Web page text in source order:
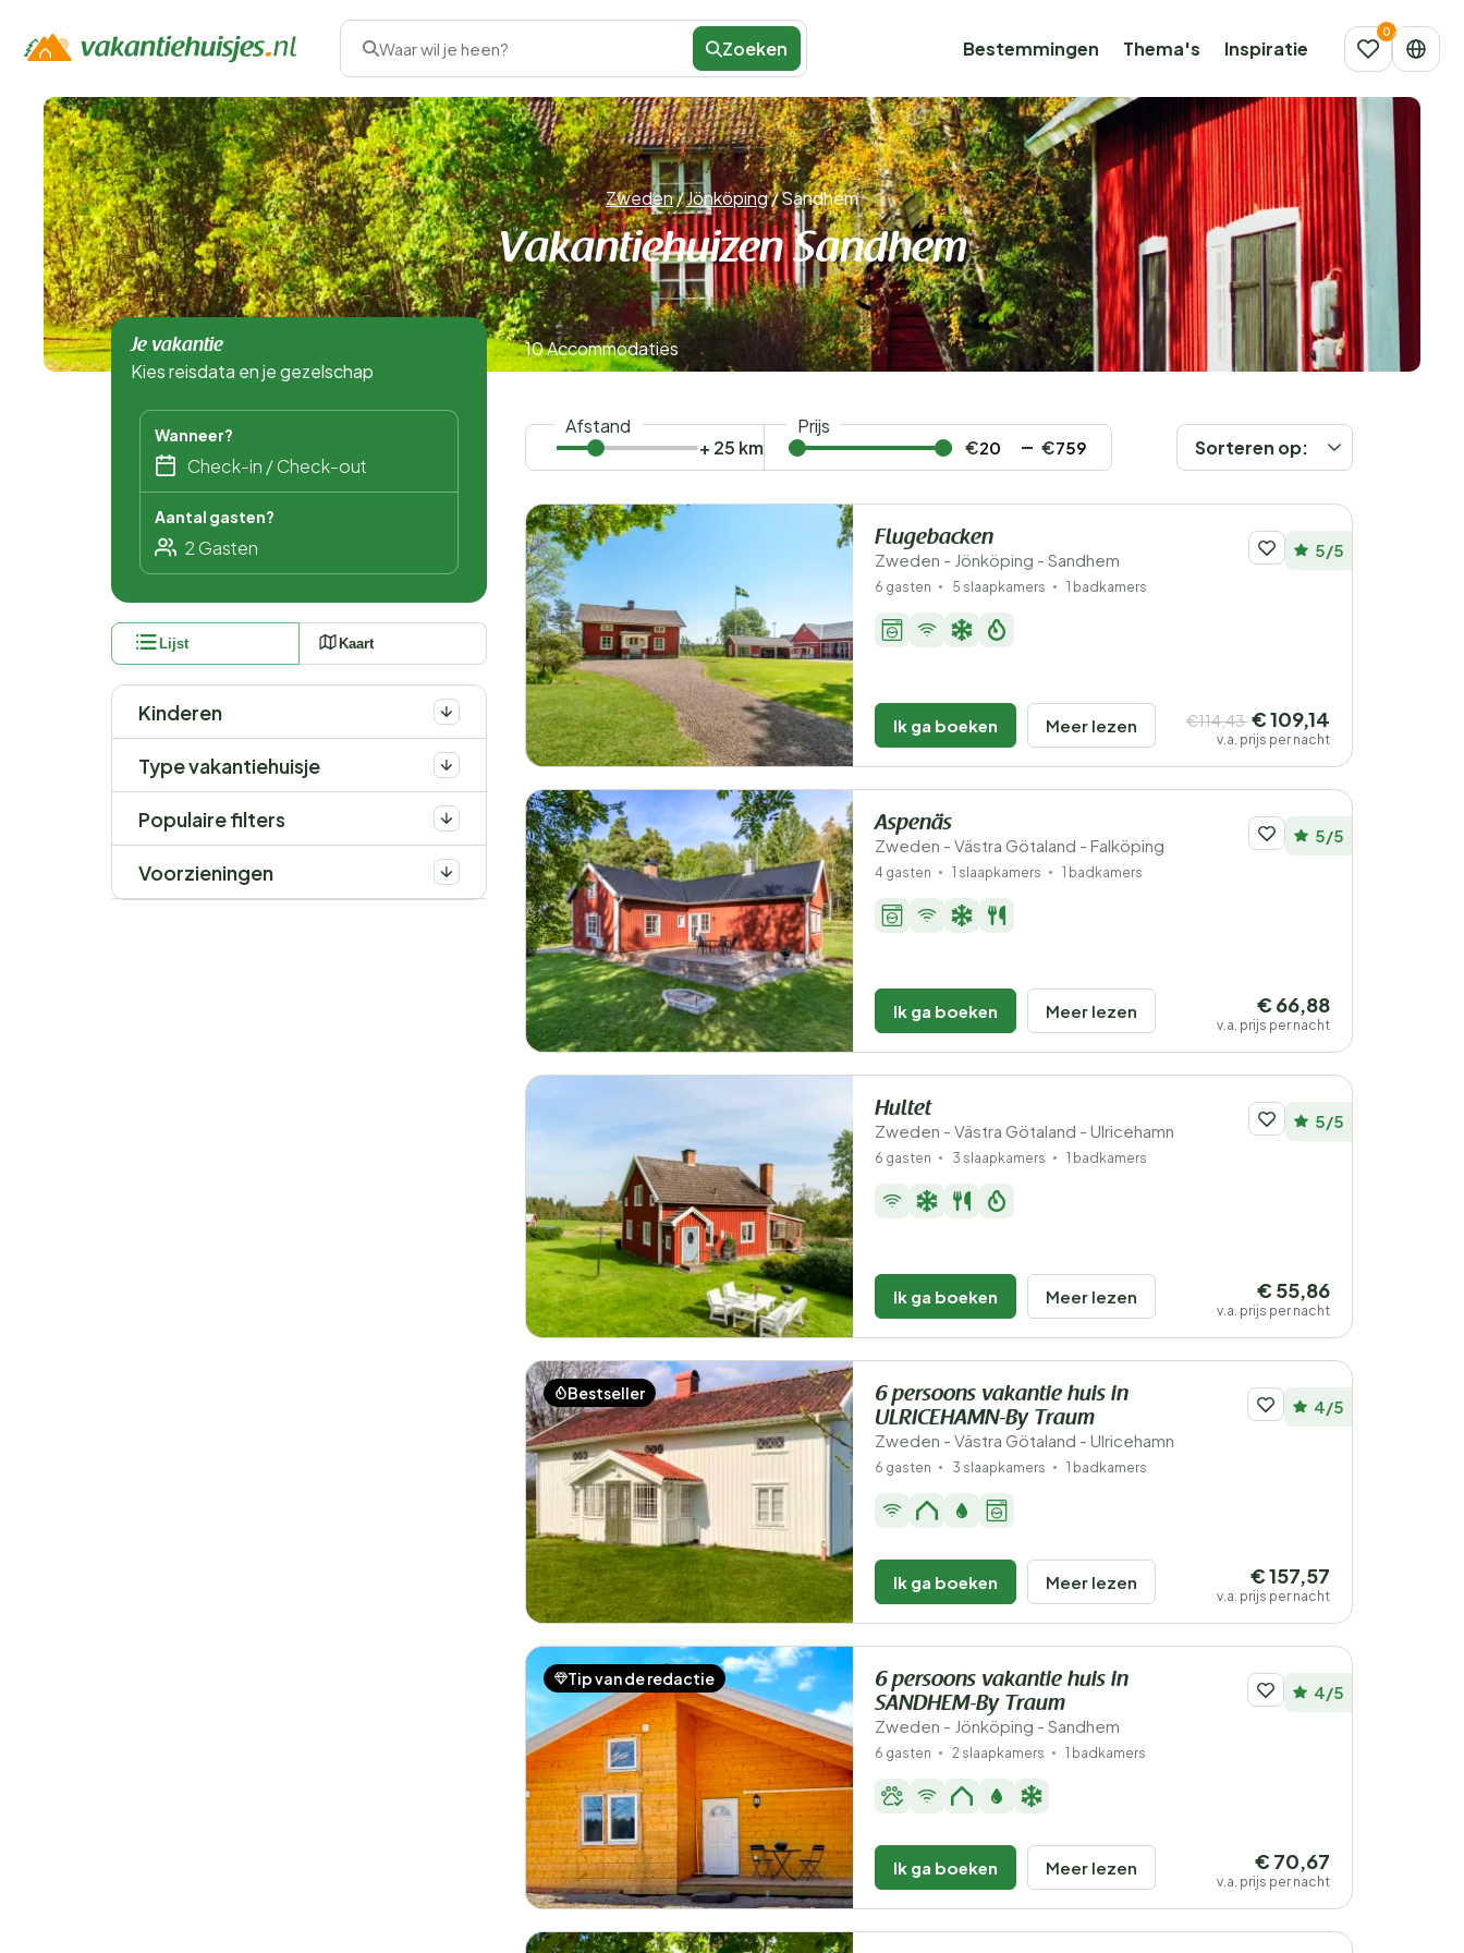
Waar wil je heen? Zoeken Bestemmingen Thema's Inspiratie
Zweden/Jönköping/Sandhem
Vakantiehuizen Sandhem
Je vakantie
Kies reisdata en je gezelschap
Wanneer?
Aantal gasten?
Lijst Kaart
Kinderen
Type vakantiehuisje
Populaire filters
Voorzieningen
10 Accommodaties
Afstand
+ 25 km
Prijs
€
€ Sorteren op:
Flugebacken
Zweden - Jönköping - Sandhem 5/5
6 gasten 5 slaapkamers 1 badkamers
Ik ga boeken Meer lezen €114,43 € 109,14
v.a. prijs per nacht
Aspenäs
Zweden - Västra Götaland - Falköping 5/5
4 gasten 1 slaapkamers 1 badkamers
Ik ga boeken Meer lezen € 66,88
v.a. prijs per nacht
Hultet
Zweden - Västra Götaland - Ulricehamn 5/5
6 gasten 3 slaapkamers 1 badkamers
Ik ga boeken Meer lezen € 55,86
v.a. prijs per nacht
Bestseller
6 persoons vakantie huis in
ULRICEHAMN-By Traum
Zweden - Västra Götaland - Ulricehamn
4/5
6 gasten 3 slaapkamers 1 badkamers
Ik ga boeken Meer lezen € 157,57
v.a. prijs per nacht
Tip van de redactie
6 persoons vakantie huis in
SANDHEM-By Traum
Zweden - Jönköping - Sandhem
4/5
6 gasten 2 slaapkamers 1 badkamers
Ik ga boeken Meer lezen € 70,67
v.a. prijs per nacht